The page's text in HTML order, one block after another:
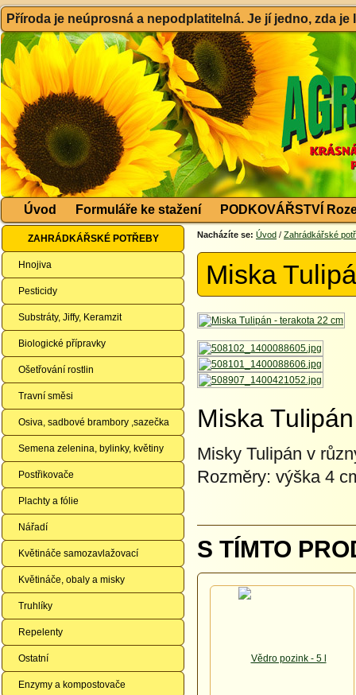
Příroda je neúprosná a nepodplatitelná. Je jí jedno, zda
Úvod Formuláře ke stažení PODKOVÁŘSTVÍ
ZAHRÁDKÁŘSKÉ POTŘEBY
Hnojiva
Pesticidy
Substráty, Jiffy, Keramzit
Biologické přípravky
Ošetřování rostlin
Travní směsi
Osiva, sadbové brambory ,sazečka
Semena zelenina, bylinky, květiny
Postřikovače
Plachty a fólie
Nářadí
Květináče samozavlažovací
Květináče, obaly a misky
Truhlíky
Repelenty
Ostatní
Enzymy a kompostovače
Nacházíte se: Úvod / Zahrádkářské
Miska
Miska
Misky Tulipán v
Rozměry: výška 4
S TÍMTO